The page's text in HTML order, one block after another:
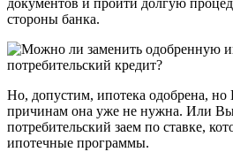
документов и пройти долгую
стороны банка.
Но, допустим, ипотека одобрена,
причинам она уже не нужна. Или Вы
потребительский заем по ставке,
ипотечные программы.